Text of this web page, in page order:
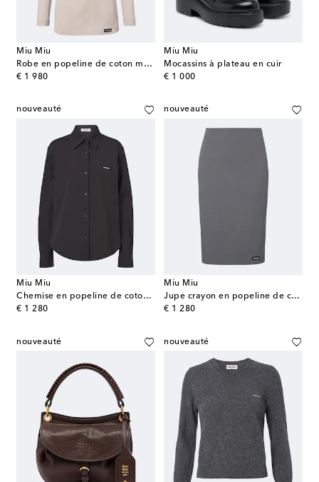
Miu Miu
Robe en popeline de coton mélangé
€ 1 980
original price
Miu Miu
Mocassins à plateau en cuir
€ 1 000
original price
nouveauté
Miu Miu
Chemise en popeline de coton mélangé
€ 1 280
original price
nouveauté
Miu Miu
Jupe crayon en popeline de coton mélangé
€ 1 280
original price
nouveauté nouveauté